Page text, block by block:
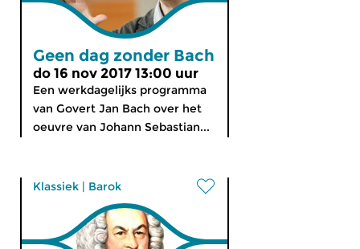
Geen dag zonder Bach
do 16 nov 2017 13:00 uur
Een werkdagelijks programma
van Govert Jan Bach over het
oeuvre van Johann Sebastian...
Klassiek | Barok